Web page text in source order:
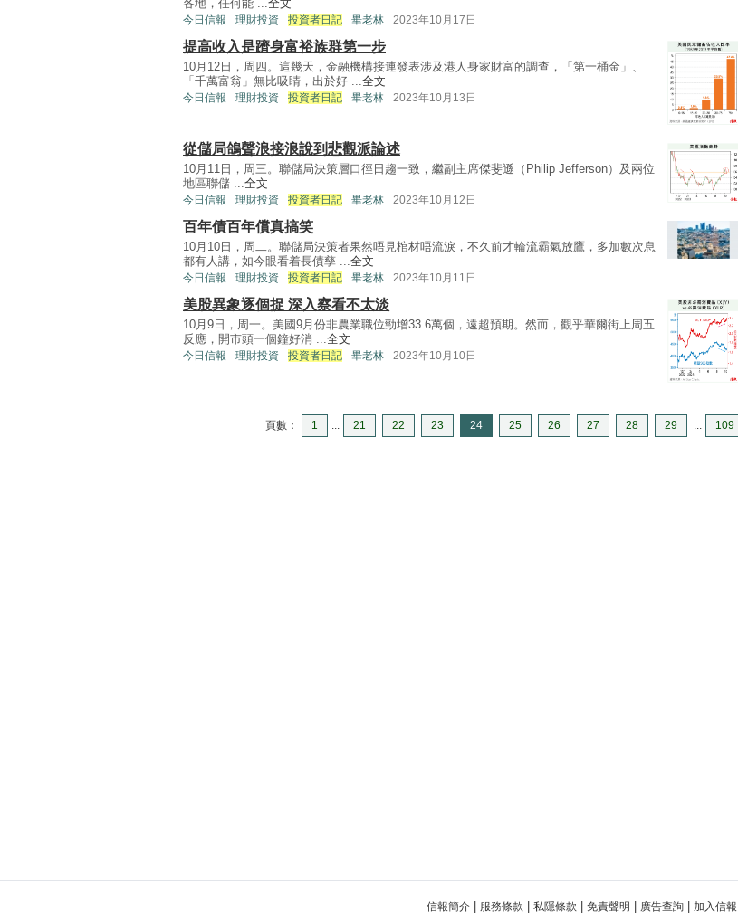
各地，任何能 ...全文
今日信報 理財投資 投資者日記 畢老林 2023年10月17日
提高收入是躋身富裕族群第一步
10月12日，周四。這幾天，金融機構接連發表涉及港人身家財富的調查，「第一桶金」、
「千萬富翁」無比吸睛，出於好 ...全文
今日信報 理財投資 投資者日記 畢老林 2023年10月13日
從儲局鴿聲浪接浪說到悲觀派論述
10月11日，周三。聯儲局決策層口徑日趨一致，繼副主席傑斐遜（Philip Jefferson）及兩位
地區聯儲 ... 全文
今日信報 理財投資 投資者日記 畢老林 2023年10月12日
百年債百年償真搞笑
10月10日，周二。聯儲局決策者果然唔見棺材唔流淚，不久前才輪流霸氣放鷹，多加數次息
都有人講，如今眼看着長債孳 ...全文
今日信報 理財投資 投資者日記 畢老林 2023年10月11日
美股異象逐個捉 深入察看不太淡
10月9日，周一。美國9月份非農業職位勁增33.6萬個，遠超預期。然而，觀乎華爾街上周五
反應，開市頭一個鐘好消 ...全文
今日信報 理財投資 投資者日記 畢老林 2023年10月10日
頁數： 1 ... 21 22 23 24 25 26 27 28 29 ... 109
信報簡介 服務條款 私隱條款 免責聲明 廣告查詢 加入信報